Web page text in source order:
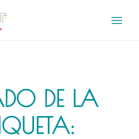
DE LA